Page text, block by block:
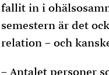
fallit in i
semestern är det
relation – och